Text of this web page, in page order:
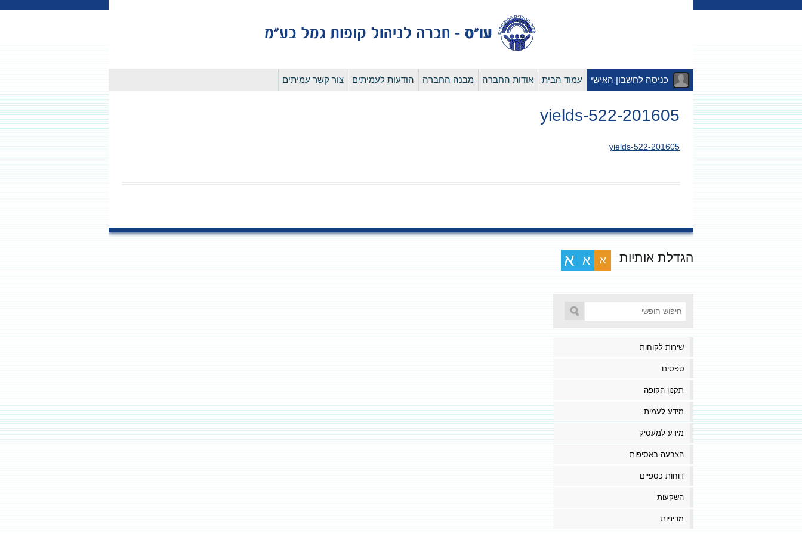
לדלג
כניסה לחשבון האישי עמוד הבית אודות החברה מבנה החברה הודעות לעמיתים צור קשר עמיתים
201605-yields-522
201605-yields-522
הגדלת אותיות א א א
שירות לקוחות
טפסים
תקנון הקופה
מידע לעמית
מידע למעסיק
הצבעה באסיפות
דוחות כספיים
השקעות
מדיניות